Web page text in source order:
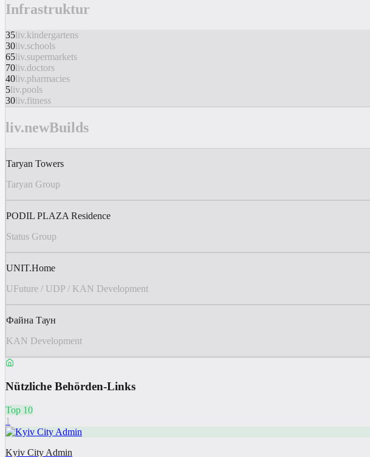
Infrastruktur
35liv.kindergartens
30liv.schools
65liv.supermarkets
70liv.doctors
40liv.pharmacies
5liv.pools
30liv.fitness
liv.newBuilds
Taryan Towers
Taryan Group
PODIL PLAZA Residence
Status Group
UNIT.Home
UFuture / UDP / KAN Development
Файна Таун
KAN Development
Nützliche Behörden-Links
Top 10
1
Kyiv City Admin